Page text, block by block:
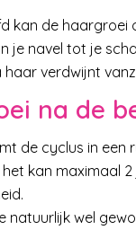
kan de
je navel tot je
verdwijnt
na de
de cyclus in een
kan maximaal
natuurlijk wel